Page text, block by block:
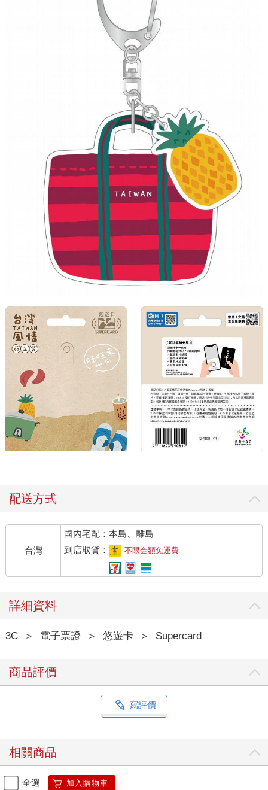
配送方式
台灣
國內宅配：本島、離島
到店取貨：
不限金額免運費
詳細資料
3C ＞ 電子票證 ＞ 悠遊卡 ＞ Supercard
商品評價
寫評價
相關商品
全選 加入購物車